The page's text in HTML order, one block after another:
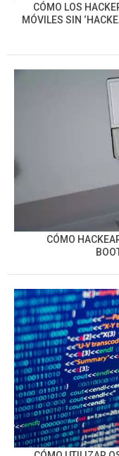
CÓMO LOS
MÓVILES SIN
CÓMO